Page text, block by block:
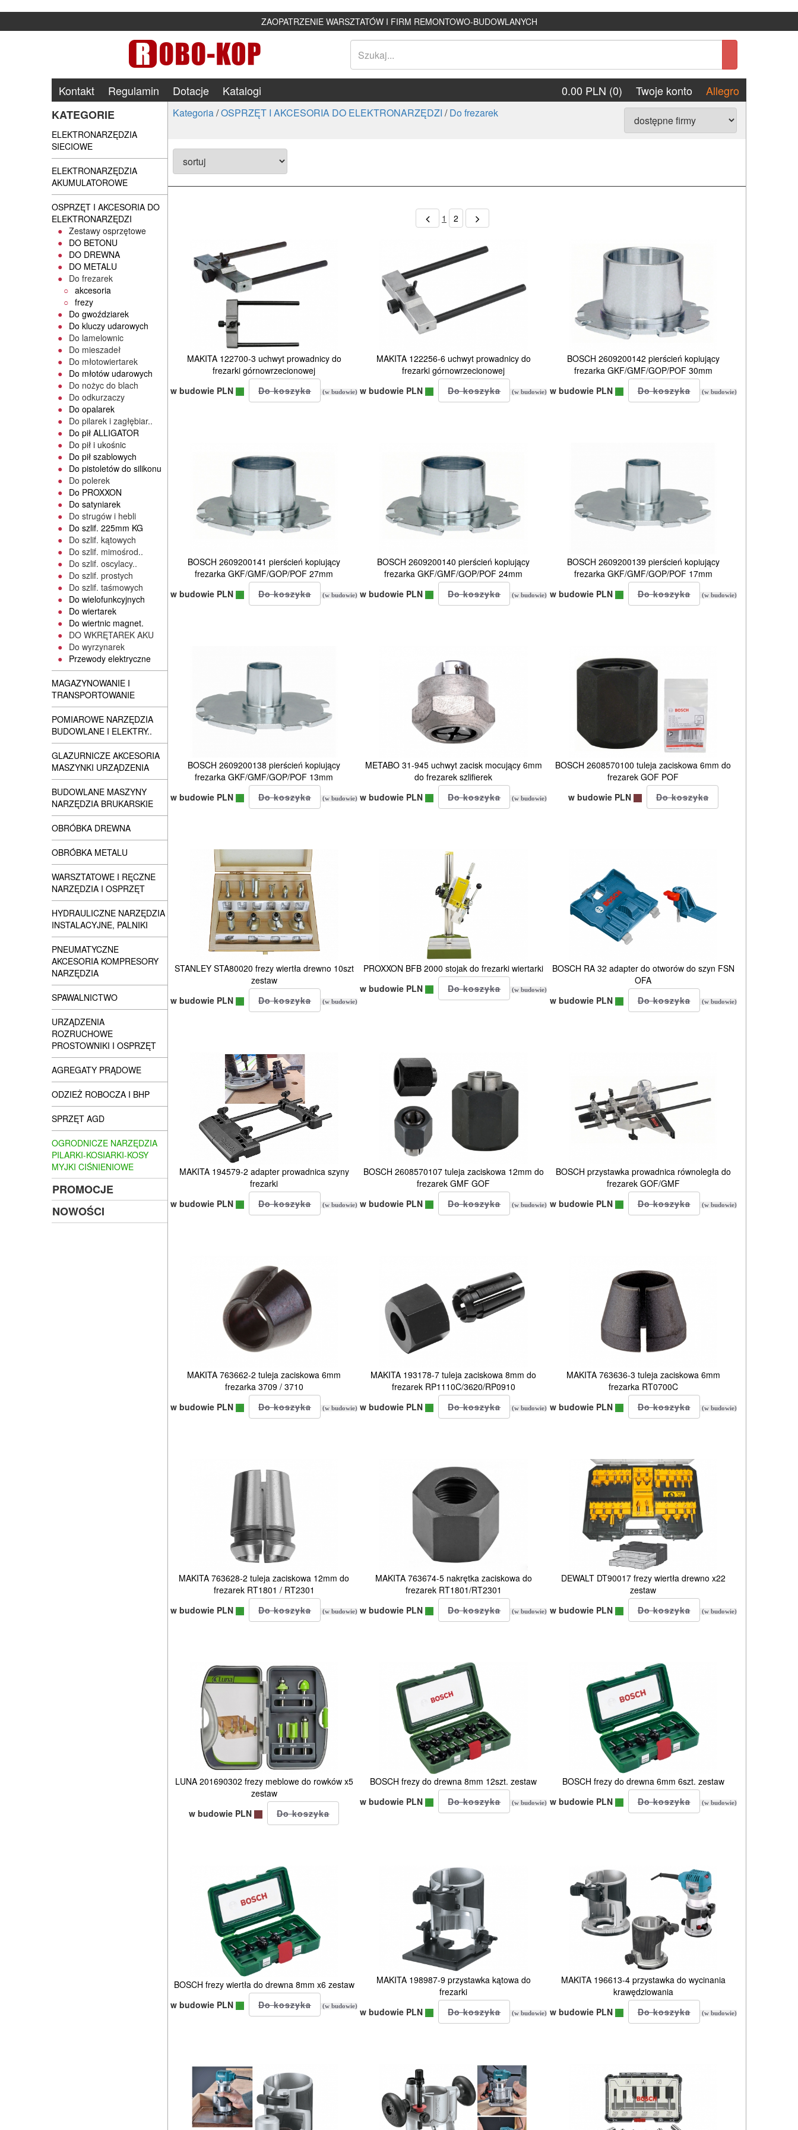
ZAOPATRZENIE WARSZTATÓW I FIRM REMONTOWO-BUDOWLANYCH
Kontakt Regulamin Dotacje Katalogi 0.00 PLN (0) Twoje konto
Allegro
KATEGORIE
ELEKTRONARZĘDZIA
SIECIOWE
ELEKTRONARZĘDZIA
AKUMULATOROWE
OSPRZĘT I AKCESORIA DO
ELEKTRONARZĘDZI
Zestawy osprzętowe
DO BETONU
DO DREWNA
DO METALU
Do frezarek
akcesoria
frezy
Do gwoździarek
Do kluczy udarowych
Do lamelownic
Do mieszadeł
Do młotowiertarek
Do młotów udarowych
Do nożyc do blach
Do odkurzaczy
Do opalarek
Do pilarek i zagłębiar..
Do pił ALLIGATOR
Do pił i ukośnic
Do pił szablowych
Do pistoletów do silikonu
Do polerek
Do PROXXON
Do satyniarek
Do strugów i hebli
Do szlif. 225mm KG
Do szlif. kątowych
Do szlif. mimośrod..
Do szlif. oscylacy..
Do szlif. prostych
Do szlif. taśmowych
Do wielofunkcyjnych
Do wiertarek
Do wiertnic magnet.
DO WKRĘTAREK AKU
Do wyrzynarek
Przewody elektryczne
MAGAZYNOWANIE I
TRANSPORTOWANIE
POMIAROWE NARZĘDZIA
BUDOWLANE I ELEKTRY..
GLAZURNICZE AKCESORIA
MASZYNKI URZĄDZENIA
BUDOWLANE MASZYNY
NARZĘDZIA BRUKARSKIE
OBRÓBKA DREWNA
OBRÓBKA METALU
WARSZTATOWE I RĘCZNE
NARZĘDZIA I OSPRZĘT
HYDRAULICZNE NARZĘDZIA
INSTALACYJNE, PALNIKI
PNEUMATYCZNE
AKCESORIA KOMPRESORY
NARZĘDZIA
SPAWALNICTWO
URZĄDZENIA
ROZRUCHOWE
PROSTOWNIKI I OSPRZĘT
AGREGATY PRĄDOWE
ODZIEŻ ROBOCZA I BHP
SPRZĘT AGD
OGRODNICZE NARZĘDZIA
PILARKI-KOSIARKI-KOSY
MYJKI CIŚNIENIOWE
PROMOCJE
NOWOŚCI
Kategoria/OSPRZĘT I AKCESORIA DO ELEKTRONARZĘDZI /Do frezarek
1 2
MAKITA 122700-3 uchwyt prowadnicy do
frezarki górnowrzecionowej
w budowie PLN
(w budowie)
MAKITA 122256-6 uchwyt prowadnicy do
frezarki górnowrzecionowej
w budowie PLN
(w budowie)
BOSCH 2609200142 pierścień kopiujący
frezarka GKF/GMF/GOP/POF 30mm
w budowie PLN
(w budowie)
BOSCH 2609200141 pierścień kopiujący
frezarka GKF/GMF/GOP/POF 27mm
w budowie PLN
(w budowie)
BOSCH 2609200140 pierścień kopiujący
frezarka GKF/GMF/GOP/POF 24mm
w budowie PLN
(w budowie)
BOSCH 2609200139 pierścień kopiujący
frezarka GKF/GMF/GOP/POF 17mm
w budowie PLN
(w budowie)
BOSCH 2609200138 pierścień kopiujący
frezarka GKF/GMF/GOP/POF 13mm
w budowie PLN
(w budowie)
METABO 31-945 uchwyt zacisk mocujący 6mm
do frezarek szlifierek
w budowie PLN
(w budowie)
BOSCH 2608570100 tuleja zaciskowa 6mm do
frezarek GOF POF
w budowie PLN
STANLEY STA80020 frezy wiertła drewno 10szt
zestaw
w budowie PLN
(w budowie)
PROXXON BFB 2000 stojak do frezarki wiertarki
w budowie PLN
(w budowie)
BOSCH RA 32 adapter do otworów do szyn FSN
OFA
w budowie PLN
(w budowie)
MAKITA 194579-2 adapter prowadnica szyny
frezarki
w budowie PLN
(w budowie)
BOSCH 2608570107 tuleja zaciskowa 12mm do
frezarek GMF GOF
w budowie PLN
(w budowie)
BOSCH przystawka prowadnica równoległa do
frezarek GOF/GMF
w budowie PLN
(w budowie)
MAKITA 763662-2 tuleja zaciskowa 6mm
frezarka 3709 / 3710
w budowie PLN
(w budowie)
MAKITA 193178-7 tuleja zaciskowa 8mm do
frezarek RP1110C/3620/RP0910
w budowie PLN
(w budowie)
MAKITA 763636-3 tuleja zaciskowa 6mm
frezarka RT0700C
w budowie PLN
(w budowie)
MAKITA 763628-2 tuleja zaciskowa 12mm do
frezarek RT1801 / RT2301
w budowie PLN
(w budowie)
MAKITA 763674-5 nakrętka zaciskowa do
frezarek RT1801/RT2301
w budowie PLN
(w budowie)
DEWALT DT90017 frezy wiertła drewno x22
zestaw
w budowie PLN
(w budowie)
LUNA 201690302 frezy meblowe do rowków x5
zestaw
w budowie PLN
BOSCH frezy do drewna 8mm 12szt. zestaw
w budowie PLN
(w budowie)
BOSCH frezy do drewna 6mm 6szt. zestaw
w budowie PLN
(w budowie)
BOSCH frezy wiertła do drewna 8mm x6 zestaw
w budowie PLN
(w budowie)
MAKITA 198987-9 przystawka kątowa do
frezarki
w budowie PLN
(w budowie)
MAKITA 196613-4 przystawka do wycinania
krawędziowania
w budowie PLN
(w budowie)